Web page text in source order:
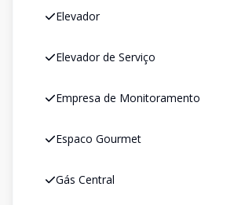
Elevador
Elevador de Serviço
Empresa de Monitoramento
Espaco Gourmet
Gás Central